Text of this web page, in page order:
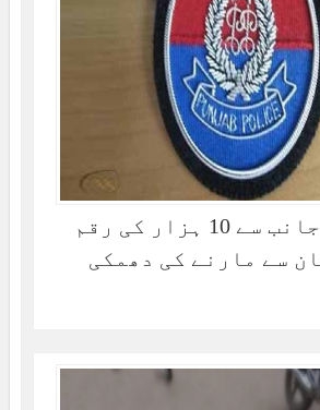
پولیس کی جانب سے 10 ہزار کی رقم
سے مارنے کی دھمکی